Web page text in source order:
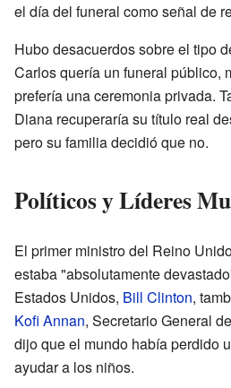
el día del funeral como señal de
Hubo desacuerdos sobre el tipo
Carlos quería un funeral público,
prefería una ceremonia privada.
Diana recuperaría su título real
pero su familia decidió que no.
Políticos y Líderes
El primer ministro del Reino
estaba "absolutamente
Estados Unidos, Bill Clinton,
Kofi Annan, Secretario General
dijo que el mundo había perdido
ayudar a los niños.